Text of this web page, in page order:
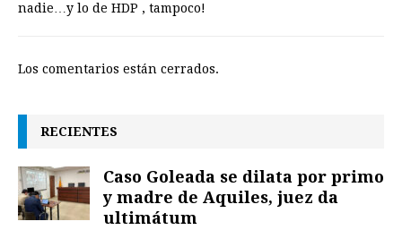
nadie…y lo de HDP , tampoco!
Los comentarios están cerrados.
RECIENTES
Caso Goleada se dilata por primo
y madre de Aquiles, juez da
ultimátum